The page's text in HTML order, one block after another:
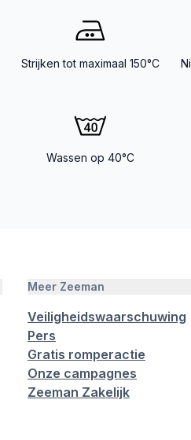
Strijken tot maximaal 150°C
Wassen op 40°C
Meer Zeeman
Veiligheidswaarschuwing
Pers
Gratis romperactie
Onze campagnes
Zeeman Zakelijk